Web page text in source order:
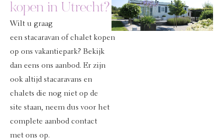
kopen in Utrecht?
Wilt u graag
een stacaravan of chalet kopen
op ons vakantiepark? Bekijk
dan eens ons aanbod. Er zijn
ook altijd stacaravans en
chalets die nog niet op de
site staan, neem dus voor het
complete aanbod contact
met ons op.